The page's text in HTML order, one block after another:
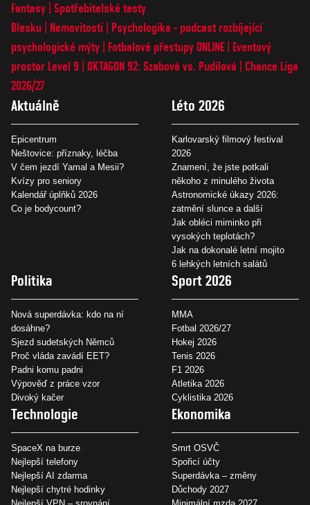
Fantasy Spotřebitelské testy
Blesku
Nemovitosti
Psychologika - podcast rozbíjející
psychologické mýty
Fotbalové přestupy ONLINE
Eventový
prostor Level 9 OKTAGON 92: Szabová vs. Pudilová
Chance Liga
2026/27
Aktuálně
Epicentrum
Neštovice: příznaky, léčba
V čem jezdí Yamal a Mesii?
Kvízy pro seniory
Kalendář úplňků 2026
Co je bodycount?
Léto 2026
Karlovarský filmový festival
2026
Znamení, že jste potkali
někoho z minulého života
Astronomické úkazy 2026:
zatmění slunce a další
Jak obléci miminko při
vysokých teplotách?
Jak na dokonalé letní mojito
6 lehkých letních salátů
Politika
Nová superdávka: kdo na ní
dosáhne?
Sjezd sudetských Němců
Proč vláda zavádí EET?
Padni komu padni
Výpověď z práce vzor
Divoký kačer
Sport 2026
MMA
Fotbal 2026/27
Hokej 2026
Tenis 2026
F1 2026
Atletika 2026
Cyklistika 2026
Technologie
SpaceX na burze
Nejlepší telefony
Nejlepší AI zdarma
Nejlepší chytré hodinky
Ekonomika
Smrt OSVČ
Spořicí účty
Superdávka – změny
Důchody 2027